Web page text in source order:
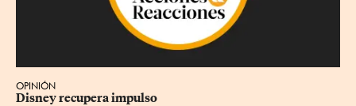
OPINIÓN
Disney recupera impulso